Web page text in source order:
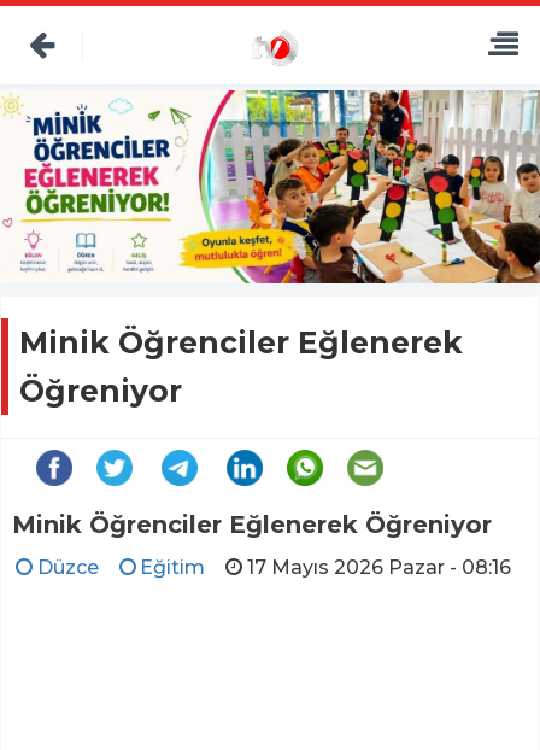
Minik Öğrenciler Eğlenerek
Öğreniyor
Minik Öğrenciler Eğlenerek Öğreniyor
Düzce Eğitim 17 Mayıs 2026 Pazar - 08:16